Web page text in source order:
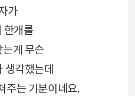
가
한개를
는게 무슨
생각했는데
주는 기분이네요.